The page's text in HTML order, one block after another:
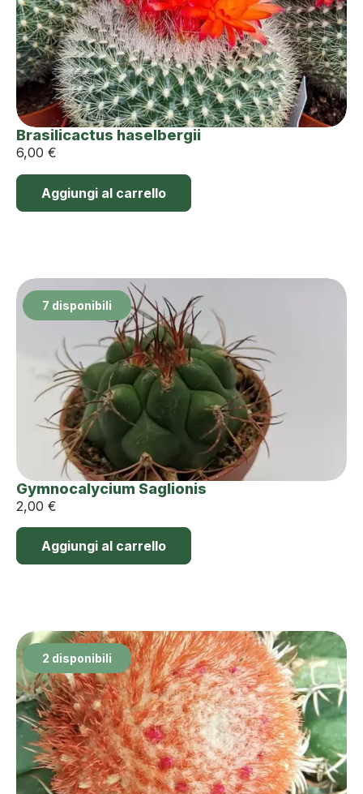
Brasilicactus haselbergii
6,00 €
Aggiungi al carrello
7 disponibili
Gymnocalycium Saglionis
2,00 €
Aggiungi al carrello
2 disponibili